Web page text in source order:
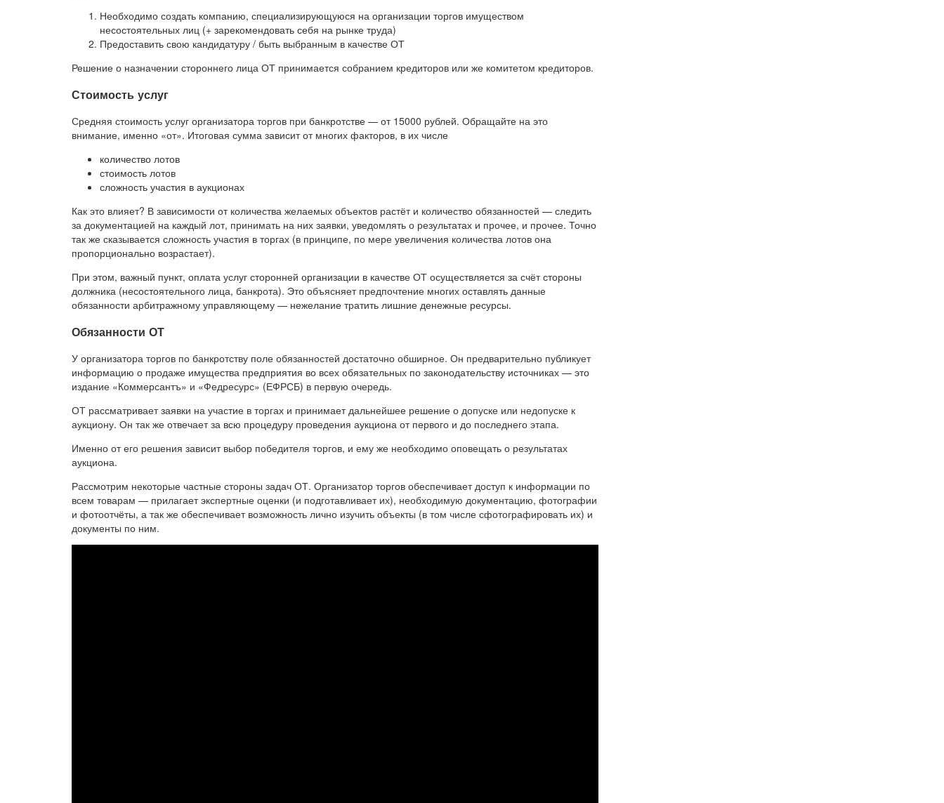
Необходимо создать компанию, специализирующуюся на организации торгов имуществом
несостоятельных лиц (+ зарекомендовать себя на рынке труда)
Предоставить свою кандидатуру / быть выбранным в качестве ОТ
Решение о назначении стороннего лица ОТ принимается собранием кредиторов или же комитетом кредиторов.
Стоимость услуг
Средняя стоимость услуг организатора торгов при банкротстве — от 15000 рублей. Обращайте на это
внимание, именно «от». Итоговая сумма зависит от многих факторов, в их числе
количество лотов
стоимость лотов
сложность участия в аукционах
Как это влияет? В зависимости от количества желаемых объектов растёт и количество обязанностей — следить
за документацией на каждый лот, принимать на них заявки, уведомлять о результатах и прочее, и прочее. Точно
так же сказывается сложность участия в торгах (в принципе, по мере увеличения количества лотов она
пропорционально возрастает).
При этом, важный пункт, оплата услуг сторонней организации в качестве ОТ осуществляется за счёт стороны
должника (несостоятельного лица, банкрота). Это объясняет предпочтение многих оставлять данные
обязанности арбитражному управляющему — нежелание тратить лишние денежные ресурсы.
Обязанности ОТ
У организатора торгов по банкротству поле обязанностей достаточно обширное. Он предварительно публикует
информацию о продаже имущества предприятия во всех обязательных по законодательству источниках — это
издание «Коммерсантъ» и «Федресурс» (ЕФРСБ) в первую очередь.
ОТ рассматривает заявки на участие в торгах и принимает дальнейшее решение о допуске или недопуске к
аукциону. Он так же отвечает за всю процедуру проведения аукциона от первого и до последнего этапа.
Именно от его решения зависит выбор победителя торгов, и ему же необходимо оповещать о результатах
аукциона.
Рассмотрим некоторые частные стороны задач ОТ. Организатор торгов обеспечивает доступ к информации по
всем товарам — прилагает экспертные оценки (и подготавливает их), необходимую документацию, фотографии
и фотоотчёты, а так же обеспечивает возможность лично изучить объекты (в том числе сфотографировать их) и
документы по ним.